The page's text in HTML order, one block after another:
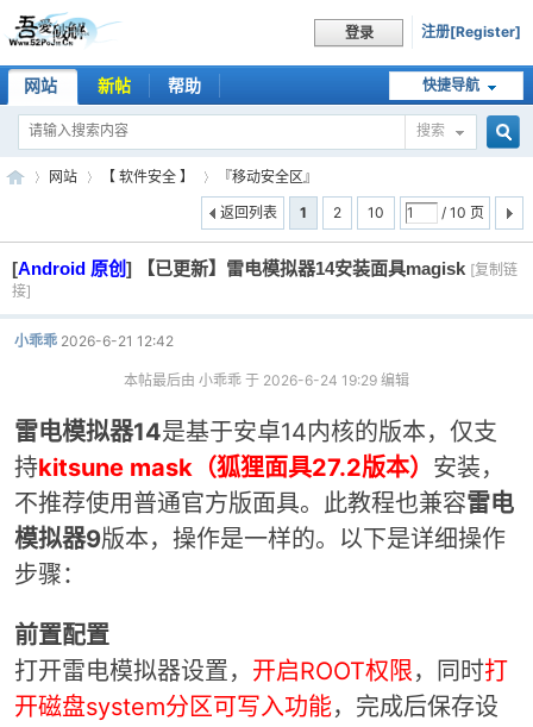
登录 注册[Register]
快捷导航
网站 新帖 帮助
搜索
索
吾 »
网站
›
【 软件安全 】
›
『移动安全区』
1
2 10 / 10 页
返回列表
[Android 原创] 【已更新】雷电模拟器14安装面具magisk [复制链
接]
小乖乖 2026-6-21 12:42
本帖最后由 小乖乖 于 2026-6-24 19:29 编辑
雷电模拟器14是基于安卓14内核的版本，仅支
持kitsune mask （狐狸面具27.2版本） 安装，
不推荐使用普通官方版面具。此教程也兼容雷电
模拟器9版本，操作是一样的。以下是详细操作
步骤：
前置配置
打开雷电模拟器设置， 开启ROOT权限，同时打
开磁盘system分区可写入功能，完成后保存设